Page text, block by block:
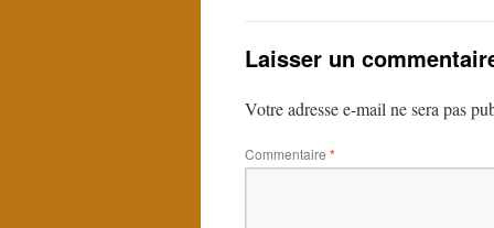
Laisser un
Votre adresse e-mail ne sera pas
Commentaire *